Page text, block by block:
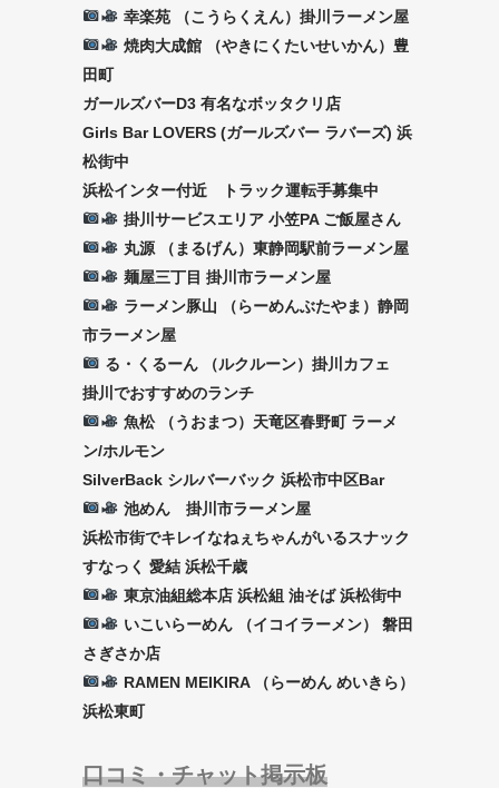
幸楽苑 （こうらくえん）掛川ラーメン屋
焼肉大成館 （やきにくたいせいかん）豊
田町
ガールズバーD3 有名なボッタクリ店
Girls Bar LOVERS (ガールズバー ラバーズ) 浜
松街中
浜松インター付近 トラック運転手募集中
掛川サービスエリア 小笠PA ご飯屋さん
丸源 （まるげん）東静岡駅前ラーメン屋
麺屋三丁目 掛川市ラーメン屋
ラーメン豚山 （らーめんぶたやま）静岡
市ラーメン屋
る・くるーん （ルクルーン）掛川カフェ
掛川でおすすめのランチ
魚松 （うおまつ）天竜区春野町 ラーメ
ン/ホルモン
SilverBack シルバーバック 浜松市中区Bar
池めん 掛川市ラーメン屋
浜松市街でキレイなねぇちゃんがいるスナック
すなっく 愛結 浜松千歳
東京油組総本店 浜松組 油そば 浜松街中
いこいらーめん （イコイラーメン） 磐田
さぎさか店
RAMEN MEIKIRA （らーめん めいきら）
浜松東町
口コミ・チャット掲示板